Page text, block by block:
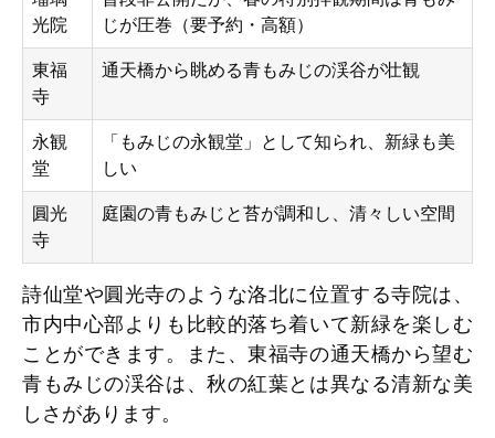
光院
じが圧巻（要予約・高額）
東福
寺
通天橋から眺める青もみじの渓谷が壮観
永観
堂
「もみじの永観堂」として知られ、新緑も美
しい
圓光
寺
庭園の青もみじと苔が調和し、清々しい空間
詩仙堂や圓光寺のような洛北に位置する寺院は、
市内中心部よりも比較的落ち着いて新緑を楽しむ
ことができます。また、東福寺の通天橋から望む
青もみじの渓谷は、秋の紅葉とは異なる清新な美
しさがあります。